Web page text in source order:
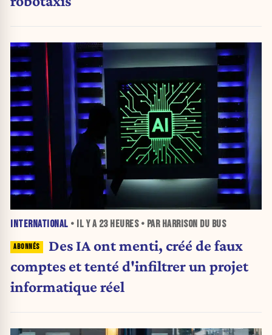
INTERNATIONAL • IL Y A 23 HEURES• PAR HARRISON DU BUS
Des IA ont menti, créé de faux
comptes et tenté d'infiltrer un projet
informatique réel